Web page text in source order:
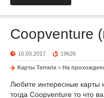
Coopventure
16.03.2017 19626
Карты Terraria » На
Любите интересные карты
тогда Coopventure то что